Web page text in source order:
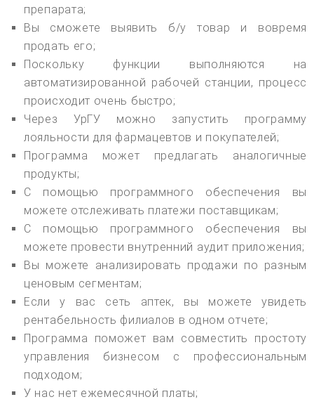
препарата;
Вы сможете выявить б/у товар и вовремя
продать его;
Поскольку функции выполняются на
автоматизированной рабочей станции, процесс
происходит очень быстро;
Через УрГУ можно запустить программу
лояльности для фармацевтов и покупателей;
Программа может предлагать аналогичные
продукты;
С помощью программного обеспечения вы
можете отслеживать платежи поставщикам;
С помощью программного обеспечения вы
можете провести внутренний аудит приложения;
Вы можете анализировать продажи по разным
ценовым сегментам;
Если у вас сеть аптек, вы можете увидеть
рентабельность филиалов в одном отчете;
Программа поможет вам совместить простоту
управления бизнесом с профессиональным
подходом;
У нас нет ежемесячной платы;